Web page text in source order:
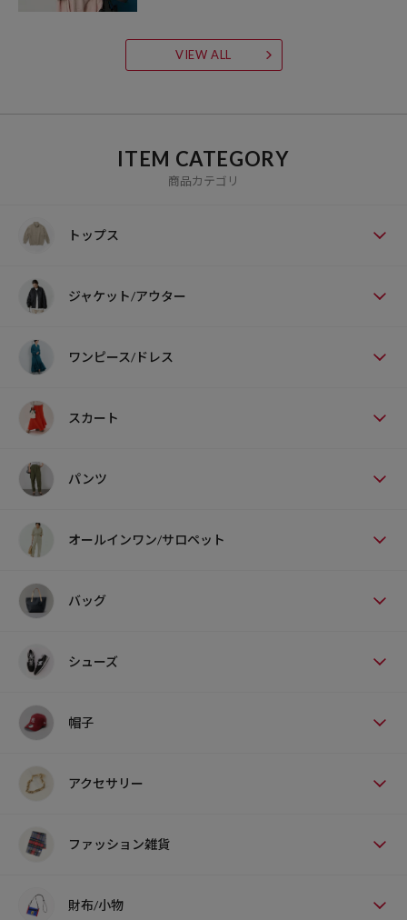
VIEW ALL
ITEM CATEGORY
商品カテゴリ
トップス
ジャケット/アウター
ワンピース/ドレス
スカート
パンツ
オールインワン/サロペット
バッグ
シューズ
帽子
アクセサリー
ファッション雑貨
財布/小物